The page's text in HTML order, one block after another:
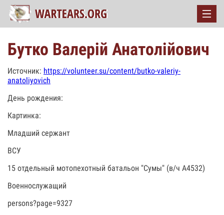
Бутко Валерій Анатолійович
Источник: https://volunteer.su/content/butko-valeriy-
anatoliyovich
День рождения:
Картинка:
Младший сержант
ВСУ
15 отдельный мотопехотный батальон "Сумы" (в/ч А4532)
Военнослужащий
persons?page=9327